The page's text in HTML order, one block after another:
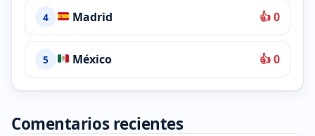
4 Madrid 👍 0
5 México 👍 0
Comentarios recientes